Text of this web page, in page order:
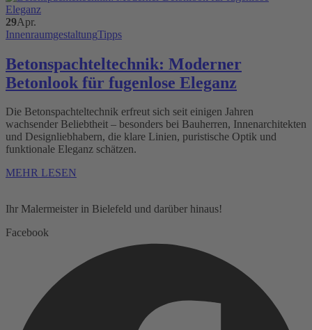
29Apr.
InnenraumgestaltungTipps
Betonspachteltechnik: Moderner
Betonlook für fugenlose Eleganz
Die Betonspachteltechnik erfreut sich seit einigen Jahren
wachsender Beliebtheit – besonders bei Bauherren, Innenarchitekten
und Designliebhabern, die klare Linien, puristische Optik und
funktionale Eleganz schätzen.
MEHR LESEN
Ihr Malermeister in Bielefeld und darüber hinaus!
Facebook